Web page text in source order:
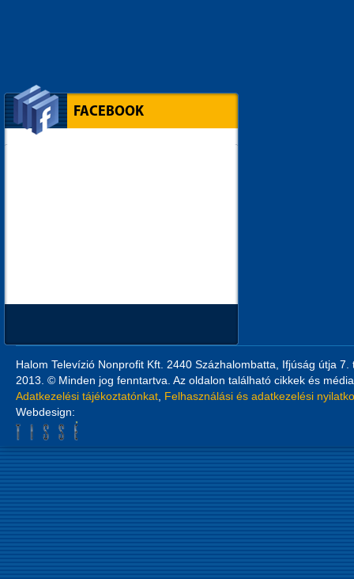
FACEBOOK
Halom Televízió Nonprofit Kft. 2440 Százhalombatta, Ifjúság útja
2013. © Minden jog fenntartva. Az oldalon található cikkek és
Adatkezelési tájékoztatónkat Felhasználási és adatkezelési
Webdesign: